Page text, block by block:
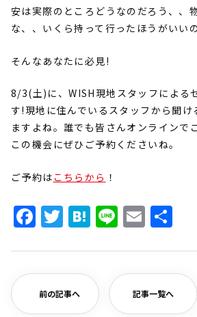
安は実際のところどうなのだろう、、
な、、いくら持って行ったほうがいい
そんなあなたに必見!
8/3(土)に、WISH現地スタッフによる
す!現地に住んでいるスタッフから聞け
ますよね。誰でも皆さんオンラインで
この機会にぜひご予約くださいね。
ご予約は こちらから ！
Facebook
Twitter
Hatena
LineEmail
前の記事へ 記事一覧へ